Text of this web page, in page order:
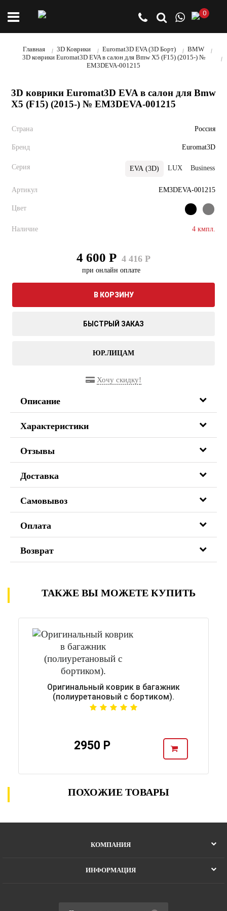
0
Главная 3D Коврики Euromat3D EVA (3D Борт)
BMW
3D коврики Euromat3D EVA в салон для Bmw X5 (F15) (2015-) №
EM3DEVA-001215
3D коврики Euromat3D EVA в салон для Bmw
X5 (F15) (2015-) № EM3DEVA-001215
Страна Россия
Бренд Euromat3D
Серия EVA (3D) LUX Business
Артикул EM3DEVA-001215
Цвет
Наличие 4 кмпл.
4 600 Р 4 416 Р
при онлайн оплате
В КОРЗИНУ
БЫСТРЫЙ ЗАКАЗ
ЮР.ЛИЦАМ
Хочу скидку!
Описание
Характеристики
Отзывы
Доставка
Самовывоз
Оплата
Возврат
ТАКЖЕ ВЫ МОЖЕТЕ КУПИТЬ
Оригинальный коврик в багажник
(полиуретановый с бортиком).
2950 Р
ПОХОЖИЕ ТОВАРЫ
КОМПАНИЯ
ИНФОРМАЦИЯ